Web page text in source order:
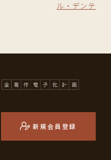
ル・デンテ
新規会員登録